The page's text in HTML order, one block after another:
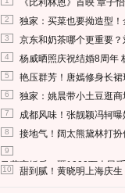
《比利林恩》首映 章子
2 独家：买菜也要拗造型
3 京东和奶茶哪个更重要？
4 杨威晒照庆祝结婚8周年
5 艳压群芳！唐嫣修身长裙
6 独家：姚晨带小土豆逛
7 成都风味！张靓颖冯轲
8 接地气！阔太熊黛林打
9
马蓉离婚后，砸1000万人民
10 甜到腻！黄晓明上海庆